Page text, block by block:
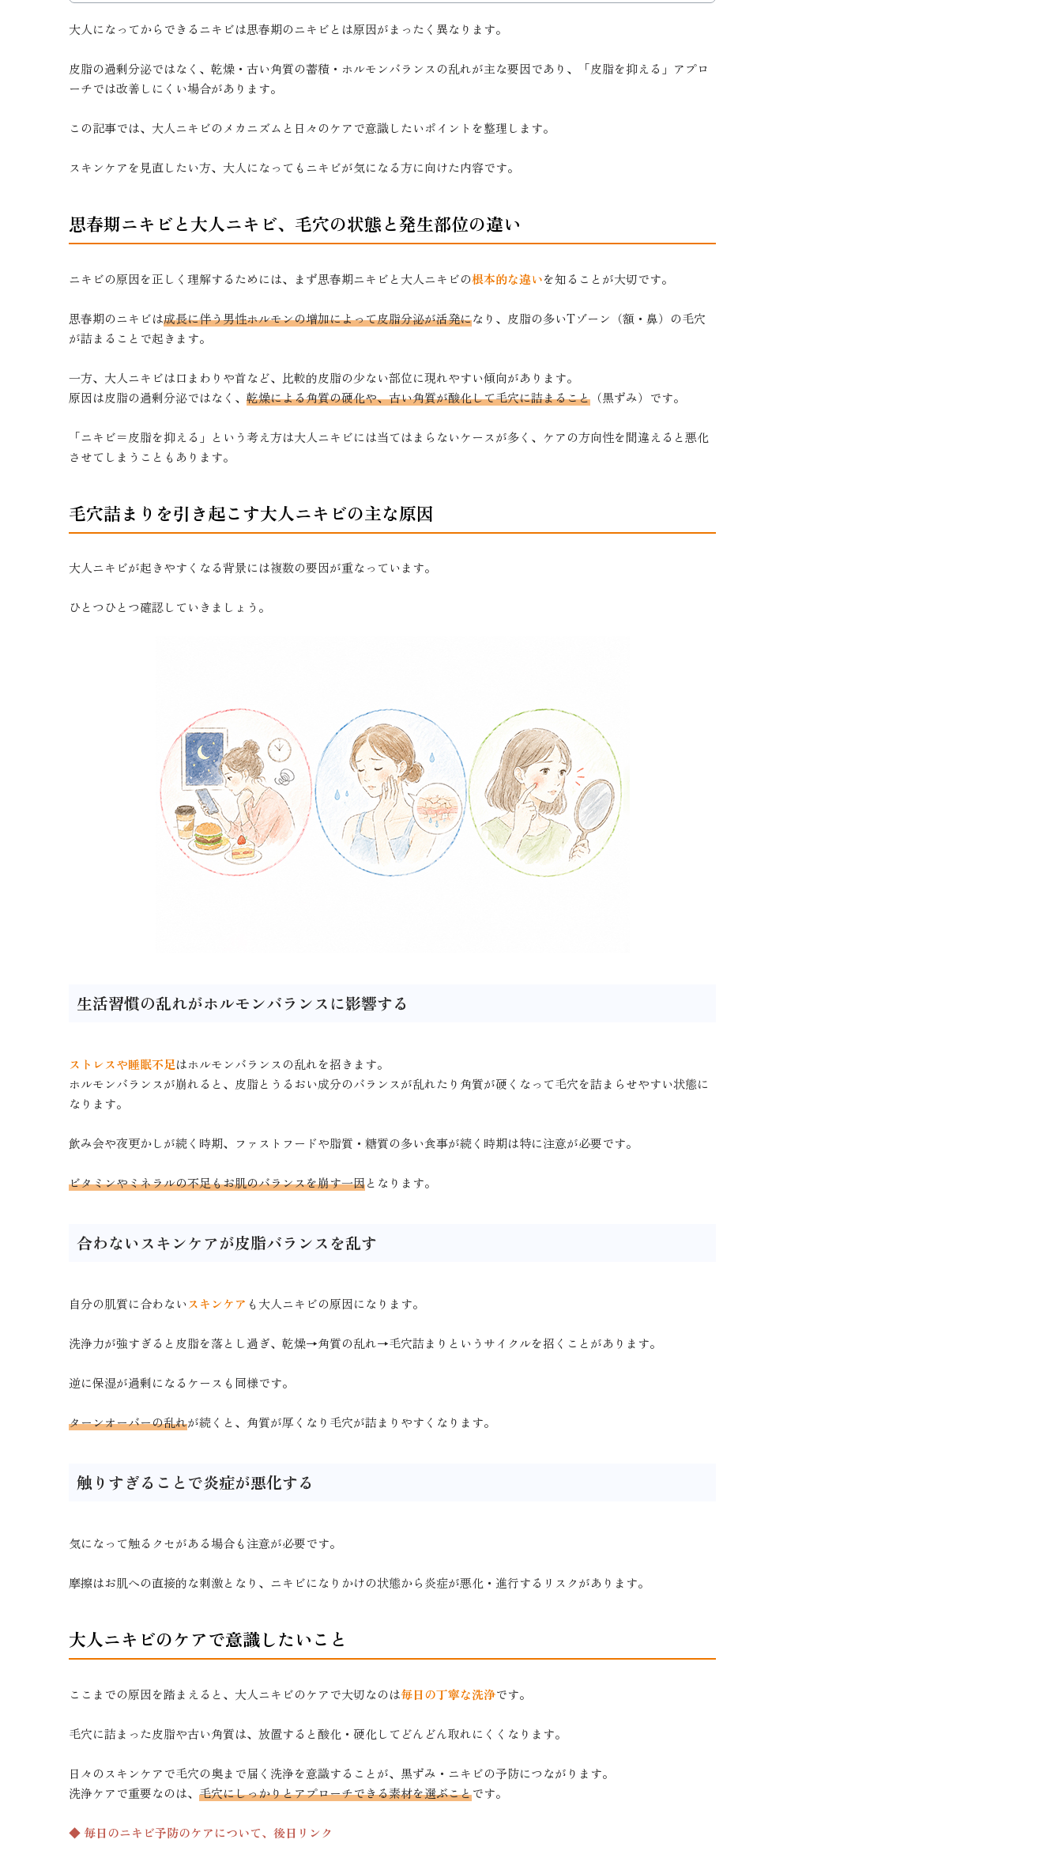
大人になってからできるニキビは思春期のニキビとは原因がまったく異なります。
皮脂の過剰分泌ではなく、乾燥・古い角質の蓄積・ホルモンバランスの乱れが主な要因であり、「皮脂を抑える」アプロ
ーチでは改善しにくい場合があります。
この記事では、大人ニキビのメカニズムと日々のケアで意識したいポイントを整理します。
スキンケアを見直したい方、大人になってもニキビが気になる方に向けた内容です。
思春期ニキビと大人ニキビ、毛穴の状態と発生部位の違い
ニキビの原因を正しく理解するためには、まず思春期ニキビと大人ニキビの根本的な違いを知ることが大切です。
思春期のニキビは成長に伴う男性ホルモンの増加によって皮脂分泌が活発になり、皮脂の多いTゾーン（額・鼻）の毛穴
が詰まることで起きます。
一方、大人ニキビは口まわりや首など、比較的皮脂の少ない部位に現れやすい傾向があります。
原因は皮脂の過剰分泌ではなく、 乾燥による角質の硬化や、古い角質が酸化して毛穴に詰まること （黒ずみ）です。
「ニキビ＝皮脂を抑える」という考え方は大人ニキビには当てはまらないケースが多く、ケアの方向性を間違えると悪化
させてしまうこともあります。
毛穴詰まりを引き起こす大人ニキビの主な原因
大人ニキビが起きやすくなる背景には複数の要因が重なっています。
ひとつひとつ確認していきましょう。
生活習慣の乱れがホルモンバランスに影響する
ストレスや睡眠不足はホルモンバランスの乱れを招きます。
ホルモンバランスが崩れると、皮脂とうるおい成分のバランスが乱れたり角質が硬くなって毛穴を詰まらせやすい状態に
なります。
飲み会や夜更かしが続く時期、ファストフードや脂質・糖質の多い食事が続く時期は特に注意が必要です。
ビタミンやミネラルの不足もお肌のバランスを崩す一因となります。
合わないスキンケアが皮脂バランスを乱す
自分の肌質に合わないスキンケア も大人ニキビの原因になります。
洗浄力が強すぎると皮脂を落とし過ぎ、乾燥→角質の乱れ→毛穴詰まりというサイクルを招くことがあります。
逆に保湿が過剰になるケースも同様です。
ターンオーバーの乱れが続くと、角質が厚くなり毛穴が詰まりやすくなります。
触りすぎることで炎症が悪化する
気になって触るクセがある場合も注意が必要です。
摩擦はお肌への直接的な刺激となり、ニキビになりかけの状態から炎症が悪化・進行するリスクがあります。
大人ニキビのケアで意識したいこと
ここまでの原因を踏まえると、大人ニキビのケアで大切なのは毎日の丁寧な洗浄です。
毛穴に詰まった皮脂や古い角質は、放置すると酸化・硬化してどんどん取れにくくなります。
日々のスキンケアで毛穴の奥まで届く洗浄を意識することが、黒ずみ・ニキビの予防につながります。
洗浄ケアで重要なのは、 毛穴にしっかりとアプローチできる素材を選ぶことです。
◆ 毎日のニキビ予防のケアについて、後日リンク